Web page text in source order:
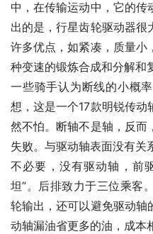
中，在传输运动中，它的传
出的是，行星齿轮驱动器
许多优点，如紧凑，质量小
种变速的锻炼合成和分解和
一些骑手认为断线的小概
想，这是一个17款明锐传
然不怕。断轴不是轴，反而
失败。与驱动轴表面没有关
不必要，没有驱动轴，前
坦”。后排致力于三位乘客
轮输出，还可以避免驱动轴
动轴漏油省更多的油，成本